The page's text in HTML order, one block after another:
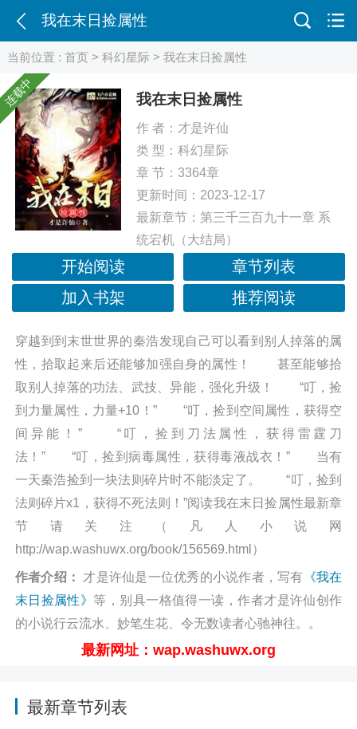
我在末日捡属性
当前位置 :首页 >科幻星际 > 我在末日捡属性
连载中 我在末日捡属性
作 者： 才是许仙
类 型： 科幻星际
章 节：3364章
更新时间：2023-12-17
最新章节： 第三千三百九十一章 系
统宕机（大结局）
开始阅读
章节列表
加入书架
推荐阅读
穿越到到末世世界的秦浩发现自己可以看到别人掉落的属
性，拾取起来后还能够加强自身的属性！ 甚至能够拾
取别人掉落的功法、武技、异能，强化升级！ “叮，捡
到力量属性，力量+10！” “叮，捡到空间属性，获得空
间异能！” “叮，捡到刀法属性，获得雷霆刀
法！” “叮，捡到病毒属性，获得毒液战衣！” 当有
一天秦浩捡到一块法则碎片时不能淡定了。 “叮，捡到
法则碎片x1，获得不死法则！”阅读我在末日捡属性最新章
节请关注（凡人小说网
http://wap.washuwx.org/book/156569.html）
作者介绍：
才是许仙是一位优秀的小说作者，写有 《我在
末日捡属性》 等，别具一格值得一读，作者才是许仙创作
的小说行云流水、妙笔生花、令无数读者心驰神往。。
最新网址：wap.washuwx.org
最新章节列表